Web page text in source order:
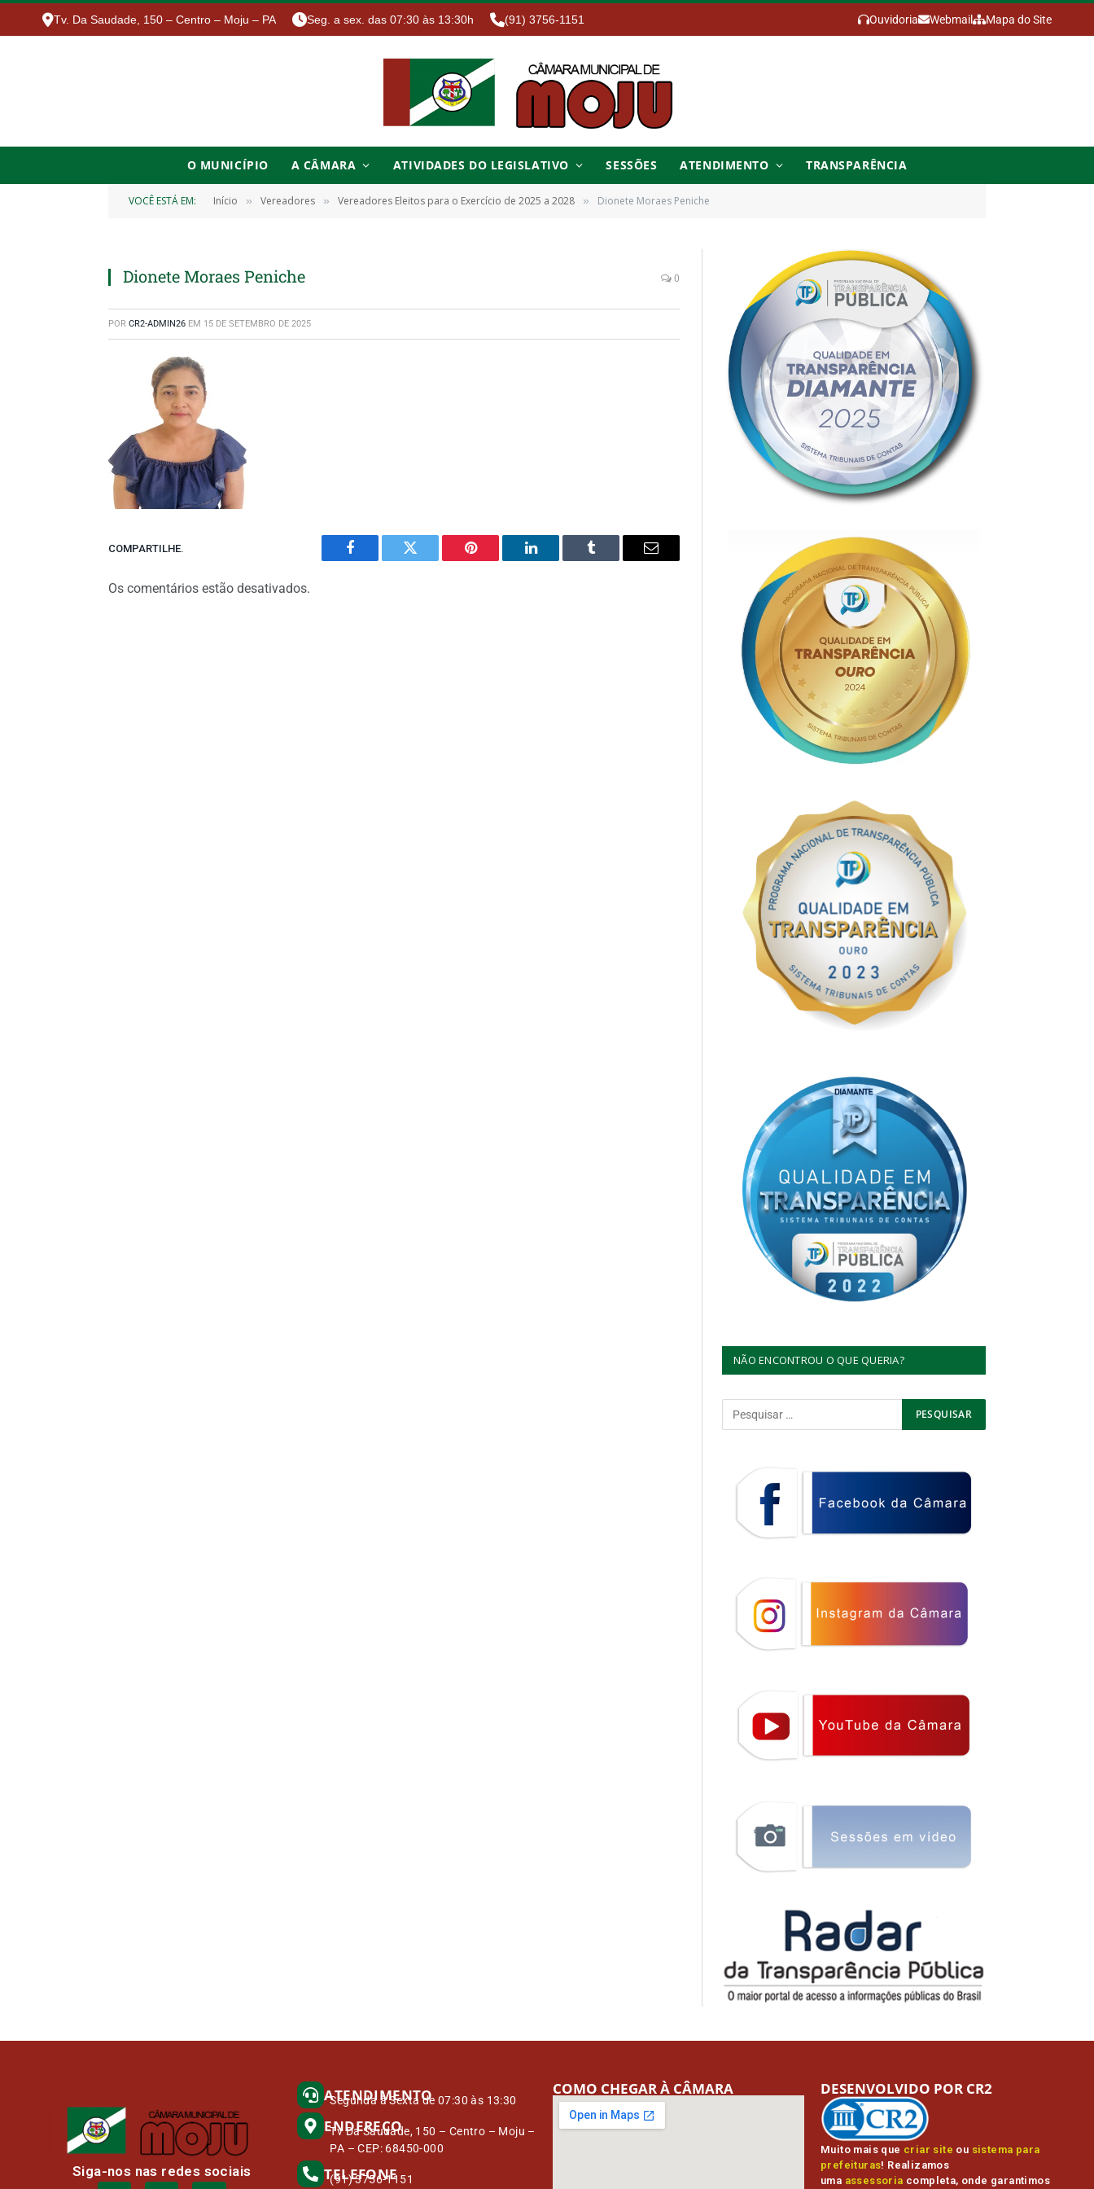
Tv. Da Saudade, 150 – Centro – Moju – PA Seg. a sex. das 07:30 às 13:30h (91) 3756-1151 Ouvidoria Webmail Mapa do Site
O MUNICÍPIO A CÂMARA ATIVIDADES DO LEGISLATIVO SESSÕES ATENDIMENTO TRANSPARÊNCIA
VOCÊ ESTÁ EM: Início » Vereadores » Vereadores Eleitos para o Exercício de 2025 a 2028 » Dionete Moraes Peniche
Dionete Moraes Peniche 0
POR CR2-ADMIN26 EM 15 DE SETEMBRO DE 2025
COMPARTILHE.
Facebook Twitter Pinterest
O
Tumblr
E-
Os comentários estão desativados.
NÃO ENCONTROU O QUE QUERIA?
Siga-nos nas redes sociais
ATENDIMENTO
Segunda à Sexta de 07:30 às 13:30
ENDEREÇO
Tv Da Saudade, 150 – Centro – Moju –
PA – CEP: 68450-000
TELEFONE
(91) 3756-1151
COMO CHEGAR À CÂMARA
Muito mais que criar site ou sistema para
prefeituras! Realizamos
uma assessoria completa, onde garantimos
DESENVOLVIDO POR CR2